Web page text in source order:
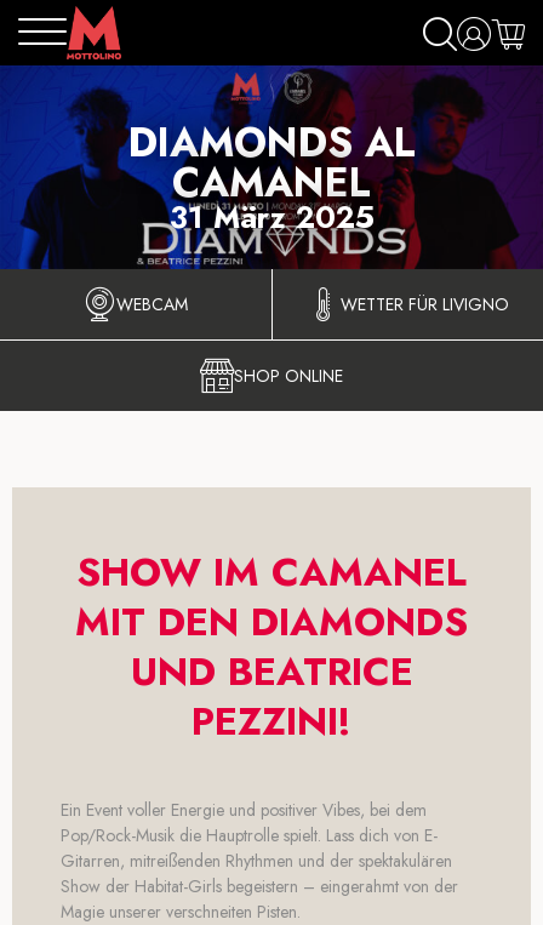
DIAMONDS AL
CAMANEL
31 März 2025
WEBCAM WETTER FÜR LIVIGNO
SHOP ONLINE
SHOW IM CAMANEL
MIT DEN DIAMONDS
UND BEATRICE
PEZZINI!
Ein Event voller Energie und positiver Vibes, bei dem
Pop/Rock-Musik die Hauptrolle spielt. Lass dich von E-
Gitarren, mitreißenden Rhythmen und der spektakulären
Show der Habitat-Girls begeistern – eingerahmt von der
Magie unserer verschneiten Pisten.